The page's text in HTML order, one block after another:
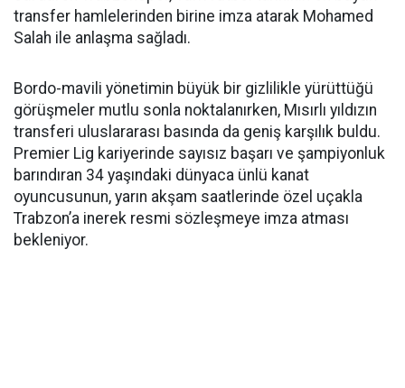
transfer hamlelerinden birine imza atarak Mohamed
Salah ile anlaşma sağladı.
Bordo-mavili yönetimin büyük bir gizlilikle yürüttüğü
görüşmeler mutlu sonla noktalanırken, Mısırlı yıldızın
transferi uluslararası basında da geniş karşılık buldu.
Premier Lig kariyerinde sayısız başarı ve şampiyonluk
barındıran 34 yaşındaki dünyaca ünlü kanat
oyuncusunun, yarın akşam saatlerinde özel uçakla
Trabzon’a inerek resmi sözleşmeye imza atması
bekleniyor.